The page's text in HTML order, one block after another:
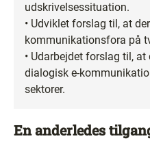
udskrivelsessituation.
• Udviklet forslag til, at
kommunikationsfora på
• Udarbejdet forslag til,
dialogisk e-
sektorer.
En anderledes